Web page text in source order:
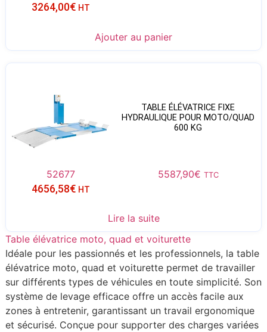
3264,00€ HT
Ajouter au panier
TABLE ÉLÉVATRICE FIXE
HYDRAULIQUE POUR MOTO/QUAD
600 KG
52677 5587,90€ TTC
4656,58€ HT
Lire la suite
Table élévatrice moto, quad et voiturette
Idéale pour les passionnés et les professionnels, la table
élévatrice moto, quad et voiturette permet de travailler
sur différents types de véhicules en toute simplicité. Son
système de levage efficace offre un accès facile aux
zones à entretenir, garantissant un travail ergonomique
et sécurisé. Conçue pour supporter des charges variées